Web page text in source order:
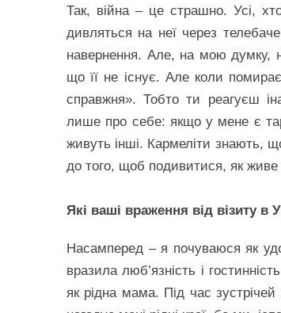
Так, війна – це страшно. Усі,
дивляться на неї через
навернення. Але, на мою думку,
що її не існує. Але коли
справжня». Тобто ти реагуєш
лише про себе: якщо у мене є
живуть інші. Кармеліти знають,
до того, щоб подивитися, як
Які ваші враження від візиту в
Насамперед – я почуваюся як
вразила люб’язність і
як рідна мама. Під час